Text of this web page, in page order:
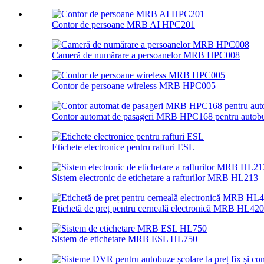
Contor de persoane MRB AI HPC201
Cameră de numărare a persoanelor MRB HPC008
Contor de persoane wireless MRB HPC005
Contor automat de pasageri MRB HPC168 pentru
Etichete electronice pentru rafturi ESL
Sistem electronic de etichetare a rafturilor MRB HL213
Etichetă de preț pentru cerneală electronică MRB HL420
Sistem de etichetare MRB ESL HL750